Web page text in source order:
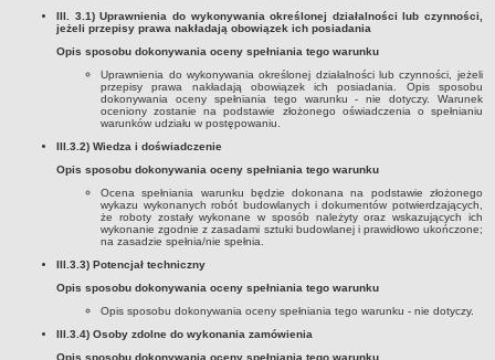
Strategia rozwoju
Uchwały
Projekty uchwał
Protokoły
Imienne wykazy głosowań radnych
Postać dokumentów
Akty Prawne, Dzienniki Ustaw, Monitory Polskie
Prawo miejscowe
Zarządzenia
przestrzennego
Dane przestrzenne - MPZP
Stałe obwody głosowania, numery, granice oraz siedziby
III. 3.1) Uprawnienia do wykonywania określonej działalności lub czynności,
jeżeli przepisy prawa nakładają obowiązek ich posiadania
Opis sposobu dokonywania oceny spełniania tego warunku
Uprawnienia do wykonywania określonej działalności lub czynności, jeżeli
przepisy prawa nakładają obowiązek ich posiadania. Opis sposobu
dokonywania oceny spełniania tego warunku - nie dotyczy. Warunek
oceniony zostanie na podstawie złożonego oświadczenia o spełnianiu
warunków udziału w postępowaniu.
III.3.2) Wiedza i doświadczenie
Opis sposobu dokonywania oceny spełniania tego warunku
Ocena spełniania warunku będzie dokonana na podstawie złożonego
wykazu wykonanych robót budowlanych i dokumentów potwierdzających,
że roboty zostały wykonane w sposób należyty oraz wskazujących ich
wykonanie zgodnie z zasadami sztuki budowlanej i prawidłowo ukończone;
na zasadzie spełnia/nie spełnia.
III.3.3) Potencjał techniczny
Opis sposobu dokonywania oceny spełniania tego warunku
Opis sposobu dokonywania oceny spełniania tego warunku - nie dotyczy.
III.3.4) Osoby zdolne do wykonania zamówienia
Opis sposobu dokonywania oceny spełniania tego warunku